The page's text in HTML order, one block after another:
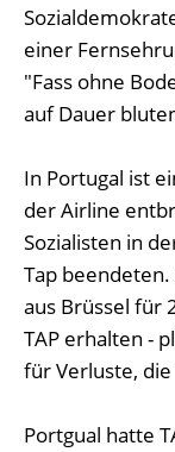
einer
"Fass ohne
auf Dauer
In Portugal ist
der Airline
Sozialisten in
Tap
aus Brüssel für
TAP erhalten -
für Verluste,
Portgual hatte